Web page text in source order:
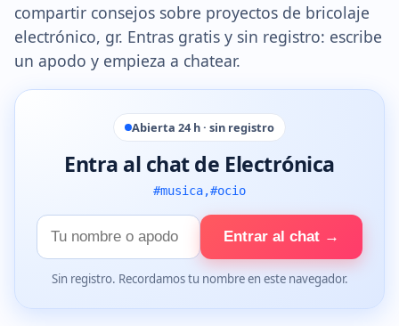
compartir consejos sobre proyectos de bricolaje
electrónico, gr. Entras gratis y sin registro: escribe
un apodo y empieza a chatear.
Abierta 24 h · sin registro
Entra al chat de Electrónica
#musica,#ocio
Tu
nombre
Entrar al chat →
Sin registro. Recordamos tu nombre en este navegador.